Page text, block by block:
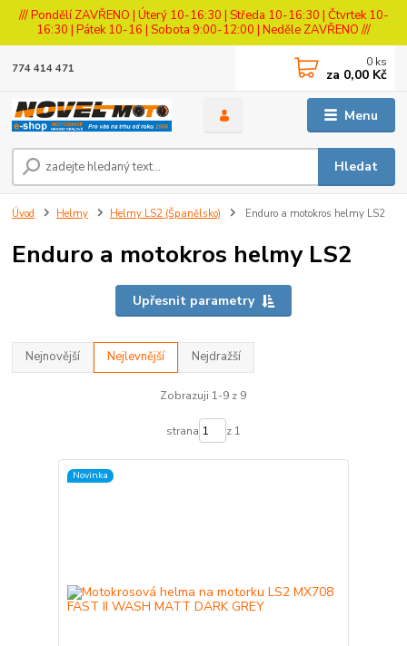
/// Pondělí ZAVŘENO | Úterý 10-16:30 | Středa 10-16:30 | Čtvrtek 10-
16:30 | Pátek 10-16 | Sobota 9:00-12:00 | Neděle ZAVŘENO ///
Menu
Hledat
774 414 471 0 ks
za 0,00 Kč
Úvod Helmy Helmy LS2 (Španělsko) Enduro a motokros helmy LS2
Enduro a motokros helmy LS2
Upřesnit parametry
Nejnovější Nejlevnější Nejdražší
Zobrazuji 1-9 z 9
strana z 1
Novinka